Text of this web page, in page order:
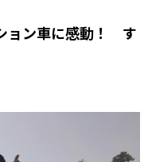
ョン車に感動！ す